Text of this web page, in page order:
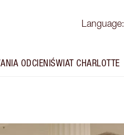
Language:
ODCIENIŚWIAT CHARLOTTE